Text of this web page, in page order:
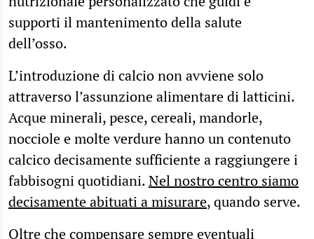
supporti il mantenimento della salute
dell’osso.
L’introduzione di calcio non avviene solo
attraverso l’assunzione alimentare di latticini.
Acque minerali, pesce, cereali, mandorle,
nocciole e molte verdure hanno un contenuto
calcico decisamente sufficiente a raggiungere i
fabbisogni quotidiani.Nel nostro centro siamo
decisamente abituati a misurare, quando serve.
Oltre che compensare sempre eventuali